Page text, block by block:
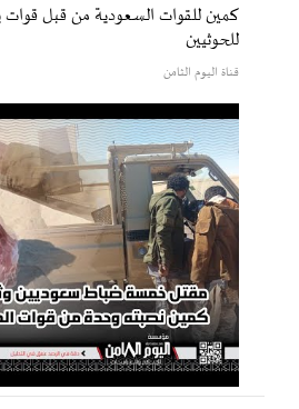
كمين للقوات السعودية من قبل قوات
للحوثيين
قناة اليوم الثامن